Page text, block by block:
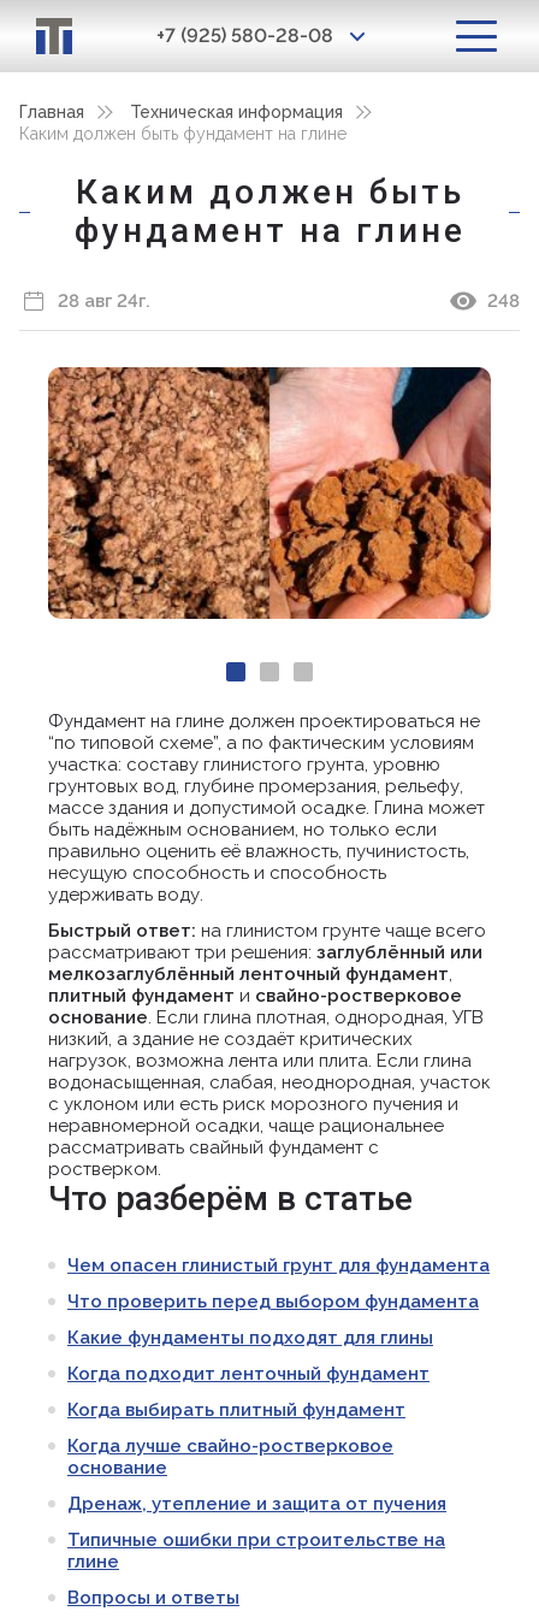
+7 (925) 580-28-08
Главная
Техническая информация
Каким должен быть фундамент на глине
Каким должен быть
фундамент на глине
28 авг 24г. 248
Фундамент на глине должен проектироваться не
“по типовой схеме”, а по фактическим условиям
участка: составу глинистого грунта, уровню
грунтовых вод, глубине промерзания, рельефу,
массе здания и допустимой осадке. Глина может
быть надёжным основанием, но только если
правильно оценить её влажность, пучинистость,
несущую способность и способность
удерживать воду.
Быстрый ответ: на глинистом грунте чаще всего
рассматривают три решения: заглублённый или
мелкозаглублённый ленточный фундамент,
плитный фундамент и свайно-ростверковое
основание. Если глина плотная, однородная, УГВ
низкий, а здание не создаёт критических
нагрузок, возможна лента или плита. Если глина
водонасыщенная, слабая, неоднородная, участок
с уклоном или есть риск морозного пучения и
неравномерной осадки, чаще рациональнее
рассматривать свайный фундамент с
ростверком.
Что разберём в статье
Чем опасен глинистый грунт для фундамента
Что проверить перед выбором фундамента
Какие фундаменты подходят для глины
Когда подходит ленточный фундамент
Когда выбирать плитный фундамент
Когда лучше свайно-ростверковое
основание
Дренаж, утепление и защита от пучения
Типичные ошибки при строительстве на
глине
Вопросы и ответы